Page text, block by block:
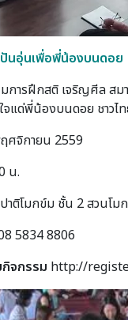
นอุ่นเพื่อพี่น้องบนดอย
การฝึกสติ เจริญศีล ส
แด่พี่น้องบนดอย ชาวไท
ศจิกายน 2559
น.
ปาติโมกข์ม ชั้น 2 สวนโม
5834 8806
กิจกรรม http://